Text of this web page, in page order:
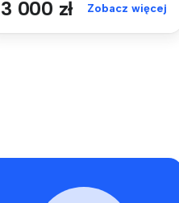
3 000 zł Zobacz więcej